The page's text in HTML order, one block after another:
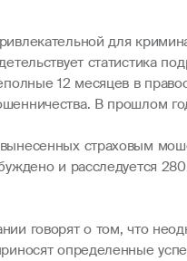
для
статистика
12 месяцев в
В прошлом
страховым
и расследуется
говорят о том, что
определенные